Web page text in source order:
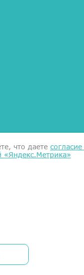
данных
(ООО
RU 167031, DUNS
что даете
«Яндекс.Метрика»